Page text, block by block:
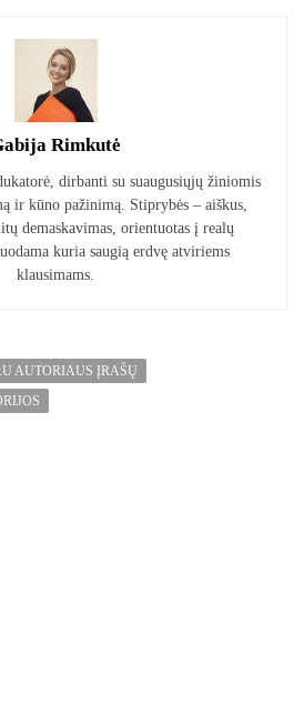
Rimkutė
dirbanti su suaugusiųjų žiniomis
ir kūno pažinimą. Stiprybės – aiškus,
demaskavimas, orientuotas į realų
kuria saugią erdvę atviriems
klausimams.
AUTORIAUS ĮRAŠŲ